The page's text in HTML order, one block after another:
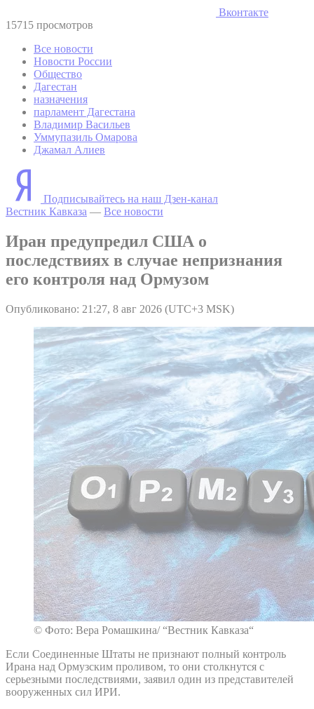
Вконтакте
15715 просмотров
Все новости
Новости России
Общество
Дагестан
назначения
парламент Дагестана
Владимир Васильев
Уммупазиль Омарова
Джамал Алиев
Подписывайтесь на наш Дзен-канал
Вестник Кавказа — Все новости
Иран предупредил США о
последствиях в случае непризнания
его контроля над Ормузом
Опубликовано: 21:27, 8 авг 2026 (UTC+3 MSK)
© Фото: Вера Ромашкина/ “Вестник Кавказа“
Если Соединенные Штаты не признают полный контроль
Ирана над Ормузским проливом, то они столкнутся с
серьезными последствиями, заявил один из представителей
вооруженных сил ИРИ.